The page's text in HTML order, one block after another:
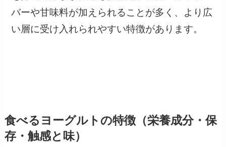
バーや甘味料が加えられることが多く、より広
い層に受け入れられやすい特徴があります。
食べるヨーグルトの特徴（栄養成分・保
存・触感と味）